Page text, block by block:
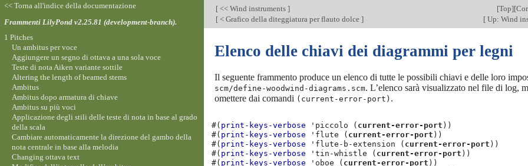
[ << Wind instruments ] [Top][
[ < Grafico della diteggiatura per flauto dolce ] [Up: Wind
Elenco delle chiavi dei diagrammi per legni
Il seguente frammento produce un elenco di tutte le possibili chiavi e delle loro
scm/define-woodwind-diagrams.scm. L’elenco sarà visualizzato nel file di log,
omettere dai comandi (current-error-port) .
#( print-keys-verbose 'piccolo ( current-error-port ))
#( print-keys-verbose 'flute ( current-error-port ))
#( print-keys-verbose 'flute-b-extension ( current-error-port ))
#( print-keys-verbose 'tin-whistle ( current-error-port ))
#( print-keys-verbose 'oboe ( current-error-port ))
<< Torna all'indice della documentazione
Frammenti LilyPond v2.25.81 (development-branch).
1 Pitches
Un ambitus per voce
Aggiungere un segno di ottava a una sola voce
Teste di nota Aiken variante sottile
Altering the length of beamed stems
Ambitus
Ambitus dopo armatura di chiave
Ambitus su più voci
Applicazione degli stili delle teste di nota in base al grado
della scala
Cambiare automaticamente la direzione del gambo della
nota centrale in base alla melodia
Changing ottava text